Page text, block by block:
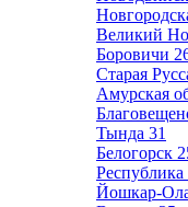
Великий
Боровичи
Старая
Амурская
Тында 31
Белогорск
Йошкар-